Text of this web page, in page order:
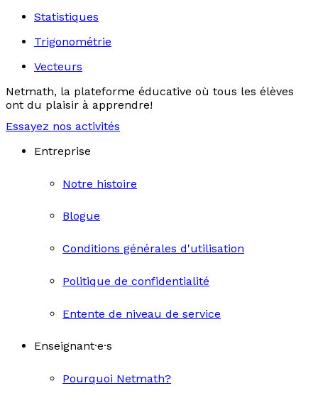
Statistiques
Trigonométrie
Vecteurs
Netmath, la plateforme éducative où tous les élèves
ont du plaisir à apprendre!
Essayez nos activités
Entreprise
Notre histoire
Blogue
Conditions générales d'utilisation
Politique de confidentialité
Entente de niveau de service
Enseignant·e·s
Pourquoi Netmath?